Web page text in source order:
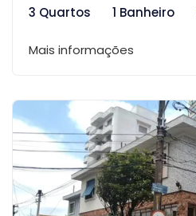
3 Quartos
1 Banheiro
Mais informações